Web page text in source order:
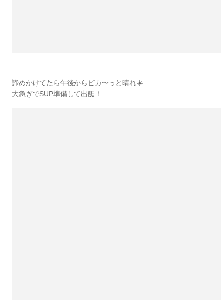
諦めかけてたら午後からピカ〜っと晴れ☀️
大急ぎでSUP準備して出艇！